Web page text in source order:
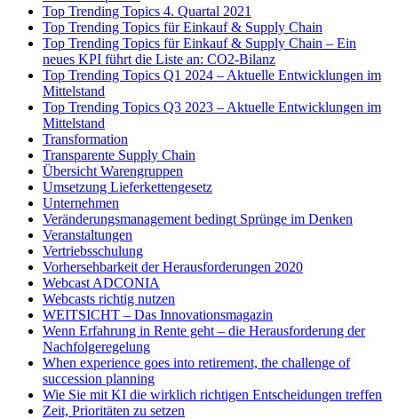
Top Trending Topics 4. Quartal 2021
Top Trending Topics für Einkauf & Supply Chain
Top Trending Topics für Einkauf & Supply Chain – Ein
neues KPI führt die Liste an: CO2-Bilanz
Top Trending Topics Q1 2024 – Aktuelle Entwicklungen im
Mittelstand
Top Trending Topics Q3 2023 – Aktuelle Entwicklungen im
Mittelstand
Transformation
Transparente Supply Chain
Übersicht Warengruppen
Umsetzung Lieferkettengesetz
Unternehmen
Veränderungsmanagement bedingt Sprünge im Denken
Veranstaltungen
Vertriebsschulung
Vorhersehbarkeit der Herausforderungen 2020
Webcast ADCONIA
Webcasts richtig nutzen
WEITSICHT – Das Innovationsmagazin
Wenn Erfahrung in Rente geht – die Herausforderung der
Nachfolgeregelung
When experience goes into retirement, the challenge of
succession planning
Wie Sie mit KI die wirklich richtigen Entscheidungen treffen
Zeit, Prioritäten zu setzen